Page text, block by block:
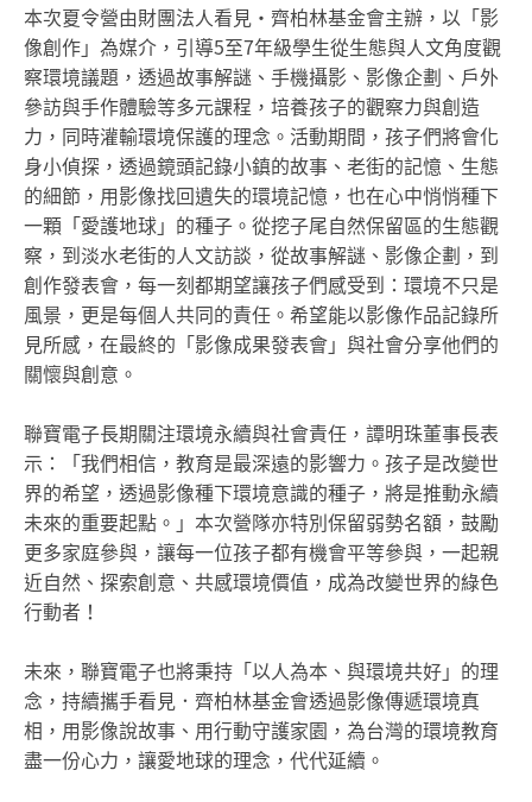
本次夏令營由財團法人看見・齊柏林基金會主辦，以「影
像創作」為媒介，引導5至7年級學生從生態與人文角度觀
察環境議題，透過故事解謎、手機攝影、影像企劃、戶外
參訪與手作體驗等多元課程，培養孩子的觀察力與創造
力，同時灌輸環境保護的理念。活動期間，孩子們將會化
身小偵探，透過鏡頭記錄小鎮的故事、老街的記憶、生態
的細節，用影像找回遺失的環境記憶，也在心中悄悄種下
一顆「愛護地球」的種子。從挖子尾自然保留區的生態觀
察，到淡水老街的人文訪談，從故事解謎、影像企劃，到
創作發表會，每一刻都期望讓孩子們感受到：環境不只是
風景，更是每個人共同的責任。希望能以影像作品記錄所
見所感，在最終的「影像成果發表會」與社會分享他們的
關懷與創意。
聯寶電子長期關注環境永續與社會責任，譚明珠董事長表
示：「我們相信，教育是最深遠的影響力。孩子是改變世
界的希望，透過影像種下環境意識的種子，將是推動永續
未來的重要起點。」本次營隊亦特別保留弱勢名額，鼓勵
更多家庭參與，讓每一位孩子都有機會平等參與，一起親
近自然、探索創意、共感環境價值，成為改變世界的綠色
行動者！
未來，聯寶電子也將秉持「以人為本、與環境共好」的理
念，持續攜手看見．齊柏林基金會透過影像傳遞環境真
相，用影像說故事、用行動守護家園，為台灣的環境教育
盡一份心力，讓愛地球的理念，代代延續。